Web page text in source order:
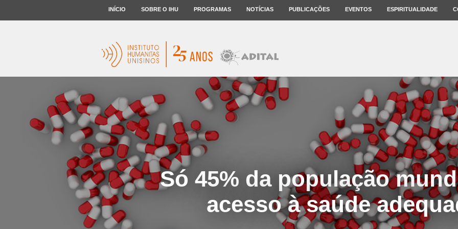
INÍCIO SOBRE O IHU PROGRAMAS NOTÍCIAS PUBLICAÇÕES EVENTOS ESPIRITUALIDADE
Só 45% da população
acesso à saúde